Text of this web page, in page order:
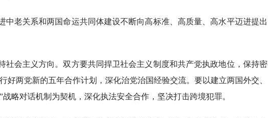
中老关系和两国命运共同体建设不断向高标准、高质量、高水平迈进提出
社会主义方向。双方要共同捍卫社会主义制度和共产党执政地位，保持密
好两党新的五年合作计划，深化治党治国经验交流。要以建立两国外交、
战略对话机制为契机，深化执法安全合作，坚决打击跨境犯罪。